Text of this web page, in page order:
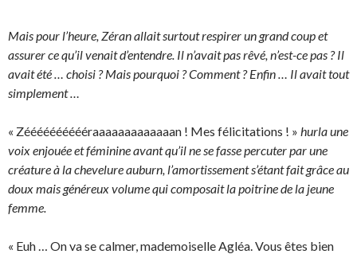
Mais pour l’heure, Zéran allait surtout respirer un grand coup et
assurer ce qu’il venait d’entendre. Il n’avait pas rêvé, n’est-ce pas ? Il
avait été … choisi ? Mais pourquoi ? Comment ? Enfin … Il avait tout
simplement …
« Zééééééééééraaaaaaaaaaaaan ! Mes félicitations ! » hurla une
voix enjouée et féminine avant qu’il ne se fasse percuter par une
créature à la chevelure auburn, l’amortissement s’étant fait grâce au
doux mais généreux volume qui composait la poitrine de la jeune
femme.
« Euh … On va se calmer, mademoiselle Agléa. Vous êtes bien